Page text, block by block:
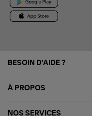
BESOIN D'AIDE ?
À PROPOS
NOS SERVICES